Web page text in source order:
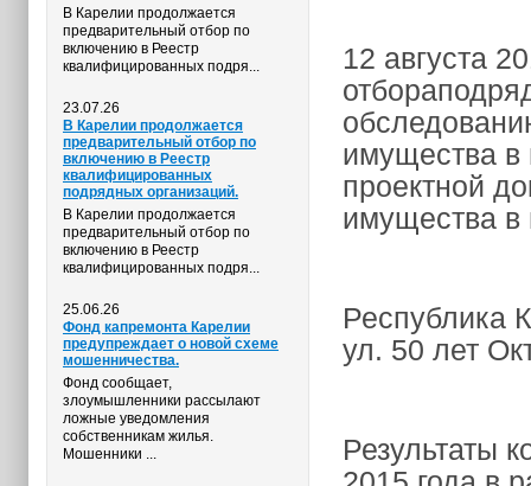
В Карелии продолжается
предварительный отбор по
включению в Реестр
квалифицированных подря...
23.07.26
В Карелии продолжается
предварительный отбор по
включению в Реестр
квалифицированных
подрядных организаций.
В Карелии продолжается
предварительный отбор по
включению в Реестр
квалифицированных подря...
25.06.26
Фонд капремонта Карелии
предупреждает о новой схеме
мошенничества.
Фонд сообщает,
злоумышленники рассылают
ложные уведомления
собственникам жилья.
Мошенники ...
12 августа
имущества в
проектной
имущества в
Республика
ул. 50 лет
Результаты